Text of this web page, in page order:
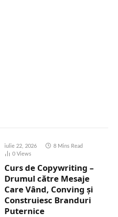
iulie 22, 2026
8 Mins Read
0 Views
Curs de Copywriting –
Drumul către Mesaje
Care Vând, Conving și
Construiesc Branduri
Puternice